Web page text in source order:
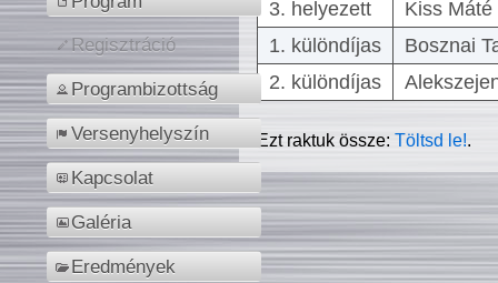
Regisztráció
Programbizottság
Versenyhelyszín
Kapcsolat
Galéria
Eredmények
3. helyezett
Kiss
1. különdíjas
Bosznai
2. különdíjas
Ezt raktuk össze:Töltsd le!.